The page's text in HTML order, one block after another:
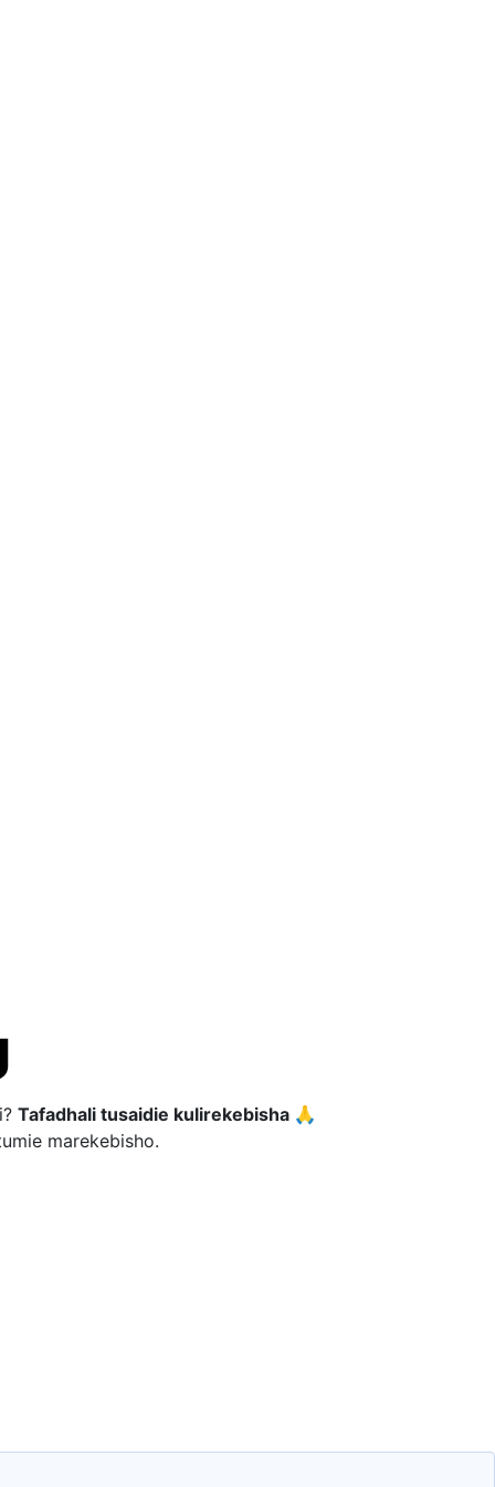
Tafadhali tusaidie kulirekebisha 🙏
marekebisho.